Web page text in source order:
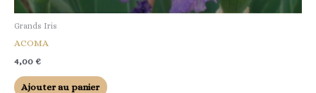
Grands Iris
ACOMA
4,00 €
Ajouter au panier